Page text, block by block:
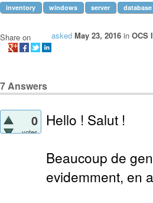
inventory windows server database
asked May 23, 2016 in OCS
Share on
7Answers
0
votes
Hello ! Salut !
Beaucoup de
evidemment, en